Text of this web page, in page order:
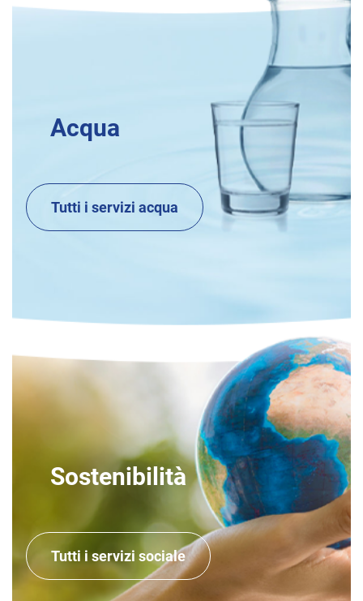
Acqua
Tutti i servizi acqua
Sostenibilità
Tutti i servizi sociale